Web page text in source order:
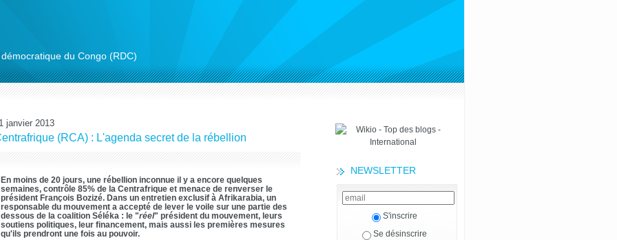
du Congo (RDC)
NEWSLETTER
S'inscrire
Se désinscrire
janvier 2013
(RCA) : L'agenda secret de la rébellion
En moins de 20 jours, une rébellion inconnue il y a encore quelques
semaines, contrôle 85% de la Centrafrique et menace de renverser le
président François Bozizé. Dans un entretien exclusif à Afrikarabia, un
responsable du mouvement a accepté de lever le voile sur une partie des
dessous de la coalition Séléka : le "réel" président du mouvement, leurs
soutiens politiques, leur financement, mais aussi les premières mesures
qu'ils prendront une fois au pouvoir.